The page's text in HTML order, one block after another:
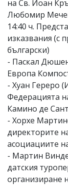
на Св. Йоан
Любомир
14:40 ч.
изказвания (с
български)
- Паскал
Европа
- Хуан Гереро
Федерацията
Камино де
- Хорхе
директорите
асоциациите
- Мартин
датския
организиране